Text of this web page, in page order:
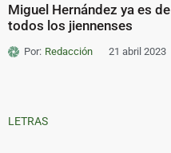
Miguel Hernández ya es de
todos los jiennenses
Por: Redacción 21 abril 2023
LETRAS